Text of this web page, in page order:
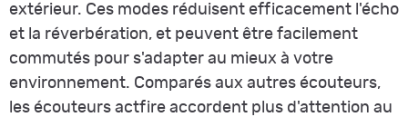
extérieur. Ces modes réduisent efficacement l'écho
et la réverbération, et peuvent être facilement
commutés pour s'adapter au mieux à votre
environnement. Comparés aux autres écouteurs,
les écouteurs actfire accordent plus d'attention au